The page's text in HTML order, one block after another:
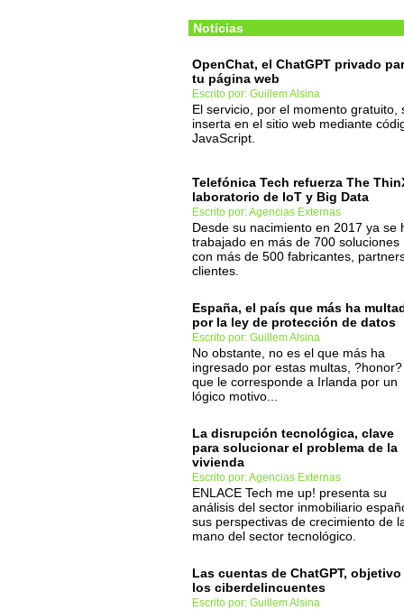
Noticias
OpenChat, el ChatGPT privado
tu página web
Escrito por: Guillem Alsina
El servicio, por el momento gratuito,
inserta en el sitio web mediante
JavaScript.
Telefónica Tech refuerza The
laboratorio de IoT y Big Data
Escrito por: Agencias Externas
Desde su nacimiento en 2017 ya se
trabajado en más de 700 soluciones
con más de 500 fabricantes,
clientes.
España, el país que más ha
por la ley de protección de datos
Escrito por: Guillem Alsina
No obstante, no es el que más ha
ingresado por estas multas, ?honor?
que le corresponde a Irlanda por un
lógico motivo...
La disrupción tecnológica, clave
para solucionar el problema de la
vivienda
Escrito por: Agencias Externas
ENLACE Tech me up! presenta su
análisis del sector inmobiliario
sus perspectivas de crecimiento de
mano del sector tecnológico.
Las cuentas de ChatGPT, objetivo
los ciberdelincuentes
Escrito por: Guillem Alsina